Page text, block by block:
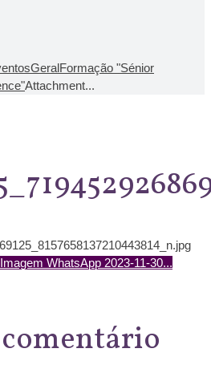
GeralFormação "Sénior
Attachment...
Imagem WhatsApp 2023-11-30...